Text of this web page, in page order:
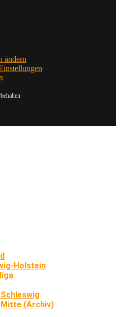
ändern
Holstein
(Archiv)